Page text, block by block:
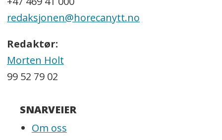
redaksjonen@horecanytt.no
Redaktør:
Morten Holt
99 52 79 02
SNARVEIER
Om oss